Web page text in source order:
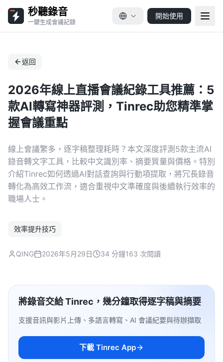
秒聽錄音
一鍵生成會議記錄
開始使用
返回
2026年線上直播會議紀錄工具推薦：5
款AI轉寫神器評測，Tinrec助您精準掌
握會議重點
線上會議繁多，逐字稿整理耗時？本文深度評測5款主流AI
錄音轉文字工具，比較中文識別率、摘要質量與價格。特別
介紹Tinrec如何透過AI對話查詢與行動項提取，將冗長錄音
轉化為高效工作流，適合重視中文準確度與後續執行效率的
職場人士。
效率提升技巧
QING 2026年5月29日 34 分鐘163 次閱讀
將錄音交給 Tinrec，幾分鐘取得逐字稿與摘要
支援音訊與影片上傳、多語言轉寫、AI 會議紀要與待辦擷取
下載 Tinrec App